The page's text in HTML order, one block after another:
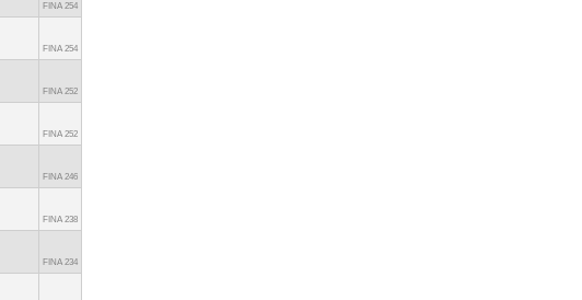
FINA 254
FINA 254
FINA 252
FINA 252
FINA 246
FINA 238
FINA 234